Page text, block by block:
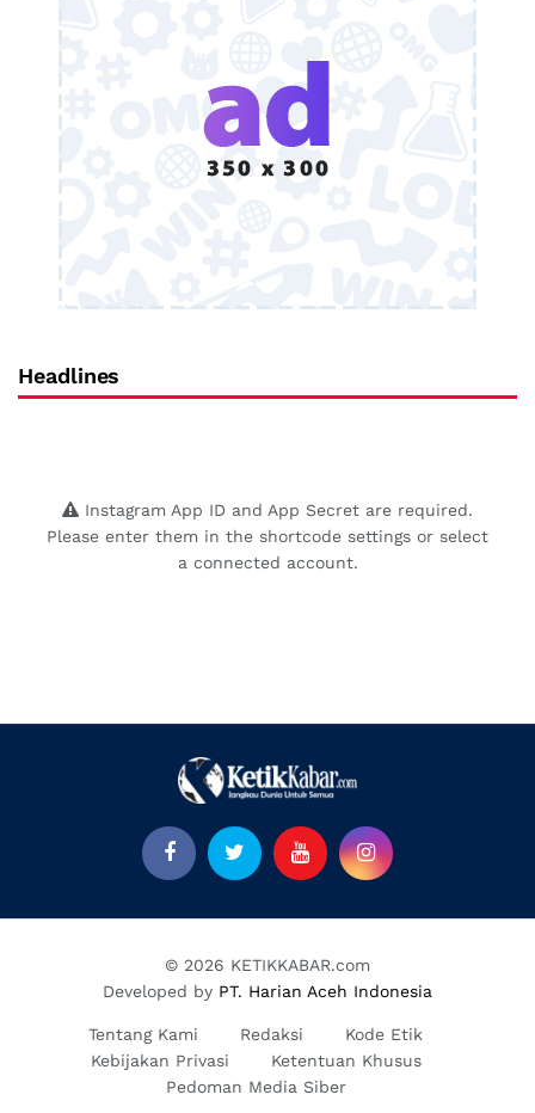
Headlines
Instagram App ID and App Secret are required.
Please enter them in the shortcode settings or select
a connected account.
© 2026 KETIKKABAR.com
Developed by PT. Harian Aceh Indonesia
Tentang Kami Redaksi
Kode Etik
Kebijakan Privasi
Ketentuan Khusus
Pedoman Media Siber